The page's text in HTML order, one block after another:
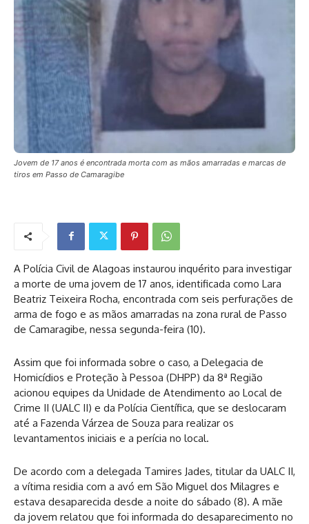
Jovem de 17 anos é encontrada morta com as mãos amarradas e marcas de
tiros em Passo de Camaragibe
A Polícia Civil de Alagoas instaurou inquérito para investigar
a morte de uma jovem de 17 anos, identificada como Lara
Beatriz Teixeira Rocha, encontrada com seis perfurações de
arma de fogo e as mãos amarradas na zona rural de Passo
de Camaragibe, nessa segunda-feira (10).
Assim que foi informada sobre o caso, a Delegacia de
Homicídios e Proteção à Pessoa (DHPP) da 8ª Região
acionou equipes da Unidade de Atendimento ao Local de
Crime II (UALC II) e da Polícia Científica, que se deslocaram
até a Fazenda Várzea de Souza para realizar os
levantamentos iniciais e a perícia no local.
De acordo com a delegada Tamires Jades, titular da UALC II,
a vítima residia com a avó em São Miguel dos Milagres e
estava desaparecida desde a noite do sábado (8). A mãe
da jovem relatou que foi informada do desaparecimento no